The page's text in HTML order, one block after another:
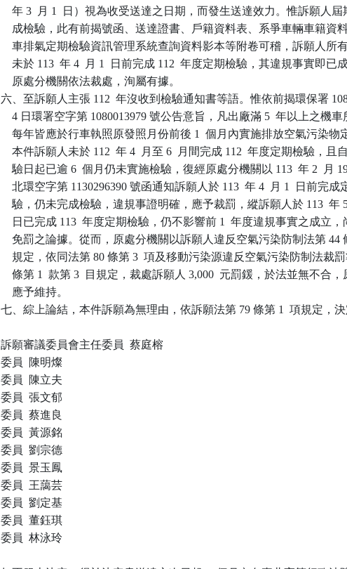
年 3  月 1  日）視為收受送達之日期，而發生送達效力。惟訴願人
成檢驗，此有前揭號函、送達證書、戶籍資料表、系爭車輛車籍資
車排氣定期檢驗資訊管理系統查詢資料影本等附卷可稽，訴願人所
未於 113  年 4  月 1  日前完成 112  年度定期檢驗，其違規事實即已
    原處分機關依法裁處，洵屬有據。
六、至訴願人主張 112  年沒收到檢驗通知書等語。惟依前揭環保署
4 日環署空字第 1080013979 號公告意旨，凡出廠滿 5  年以上之機車
每年皆應於行車執照原發照月份前後 1  個月內實施排放空氣污染物
本件訴願人未於 112  年 4  月至 6  月間完成 112  年度定期檢驗，且
驗日起已逾 6  個月仍未實施檢驗，復經原處分機關以 113  年 2  月
北環空字第 1130296390 號函通知訴願人於 113  年 4  月 1  日前完成
驗，仍未完成檢驗，違規事證明確，應予裁罰，縱訴願人於 113  年 5
日已完成 113  年度定期檢驗，仍不影響前 1  年度違規事實之成立
免罰之論據。從而，原處分機關以訴願人違反空氣污染防制法第 44
規定，依同法第 80 條第 3  項及移動污染源違反空氣污染防制法裁
條第 1  款第 3  目規定，裁處訴願人 3,000  元罰鍰，於法並無不合
    應予維持。
七、綜上論結，本件訴願為無理由，依訴願法第 79 條第 1  項規定，決
訴願審議委員會主任委員  蔡庭榕
委員  陳明燦
委員  陳立夫
委員  張文郁
委員  蔡進良
委員  黃源銘
委員  劉宗德
委員  景玉鳳
委員  王藹芸
委員  劉定基
委員  董鈺琪
委員  林泳玲